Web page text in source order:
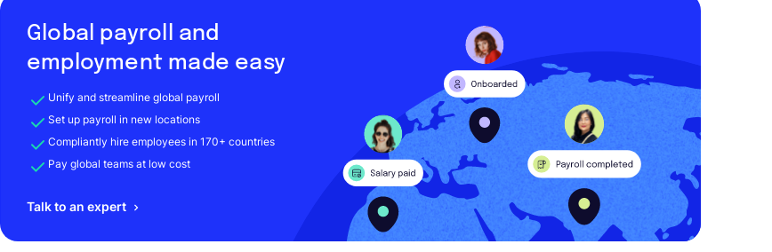
Global payroll and
employment made easy
Unify and streamline global payroll
Set up payroll in new locations
Compliantly hire employees in 170+ countries
Pay global teams at low cost
Talk to an expert